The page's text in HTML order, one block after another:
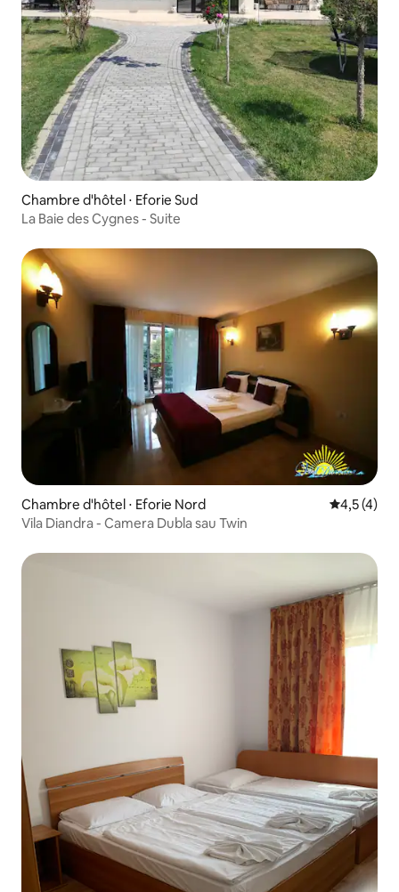
Chambre d'hôtel ⋅ Eforie Sud
La Baie des Cygnes - Suite
Chambre d'hôtel ⋅ Eforie Nord Évaluation
4,5 (4)
Vila Diandra - Camera Dubla sau Twin